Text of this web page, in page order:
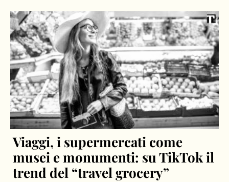
Viaggi, i supermercati come
musei e monumenti: su TikTok il
trend del “travel grocery”